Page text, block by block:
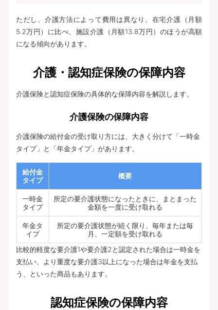
ただし、介護方法によって費用は異なり、在宅介護（月額
5.2万円）に比べ、施設介護（月額13.8万円）のほうが高額
になる傾向があります。
介護・認知症保険の保障内容
介護保険と認知症保険の具体的な保障内容を解説します。
介護保険の保障内容
介護保険の給付金の受け取り方には、大きく分けて「一時金
タイプ」と「年金タイプ」があります。
給付金
タイプ
概要
一時金
タイプ
所定の要介護状態になったときに、まとまった
金額を一度に受け取れる
年金タ
イプ
所定の要介護状態が続く限り、毎年または毎
月、一定額を受け取れる
比較的軽度な要介護1や要介護2と認定された場合は一時金を
支払い、より重度な要介護3以上になった場合は年金を支払
う、といった商品もあります。
認知症保険の保障内容